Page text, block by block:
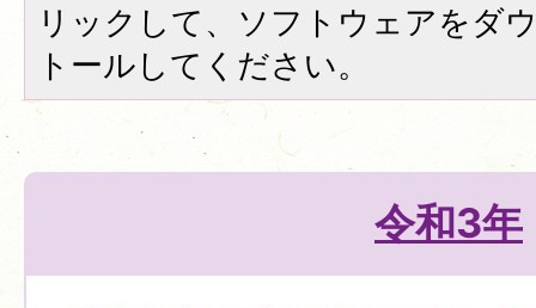
リックして、ソフトウェアをダ
トールしてください。
令和3年